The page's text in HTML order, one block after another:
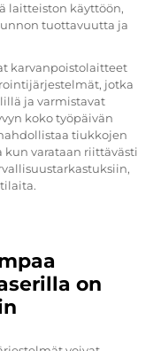
laitteiston käyttöön,
tuottavuutta ja
karvanpoisto­laitteet
jotka
ja varmistavat
koko työpäivän
tiukkojen
varataan riittävästi
on